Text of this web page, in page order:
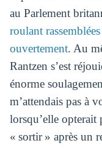
au Parlement
roulant
ouvertement. Au
Rantzen s’est
énorme
m’attendais pas à
lorsqu’elle opterait
« sortir » après un